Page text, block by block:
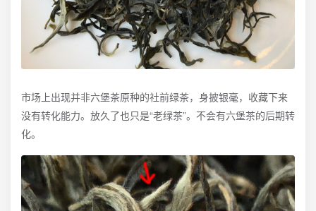
市场上出现并非六堡茶原种的社前绿茶，身披银毫，收藏下来
没有转化能力。放久了也只是“老绿茶”。不会有六堡茶的后期转
化。